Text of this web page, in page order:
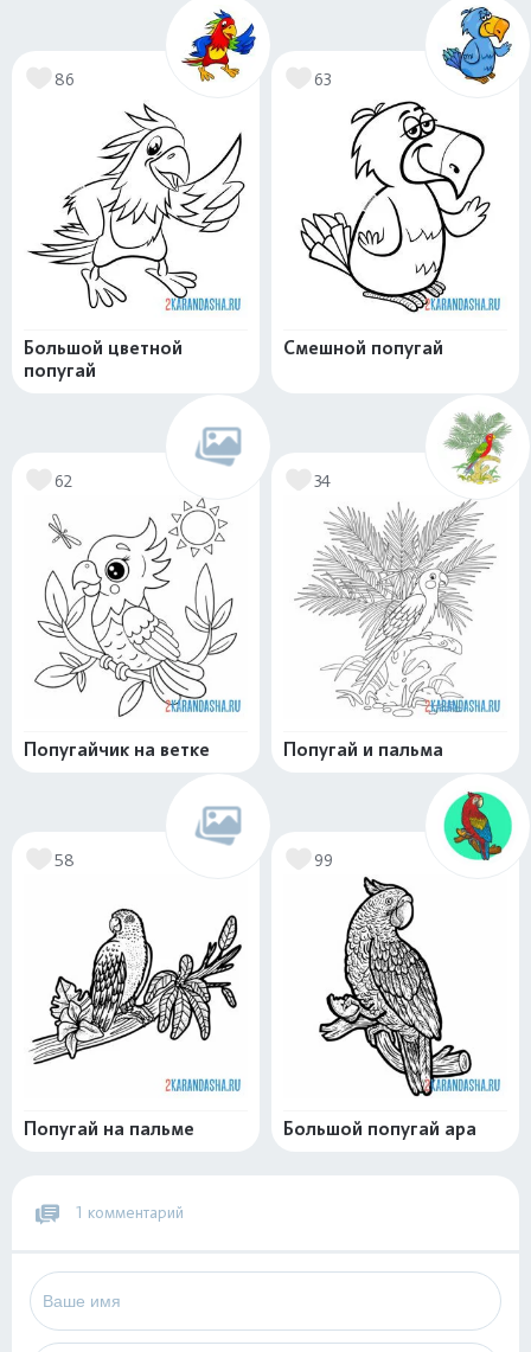
86
Большой цветной
попугай
63
Смешной попугай
62
Попугайчик на ветке
34
Попугай и пальма
58
Попугай на пальме
99
Большой попугай ара
1 комментарий